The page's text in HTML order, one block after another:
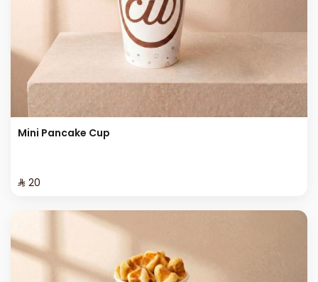
Mini Pancake Cup
⁨⁦‪‬ 20⁩